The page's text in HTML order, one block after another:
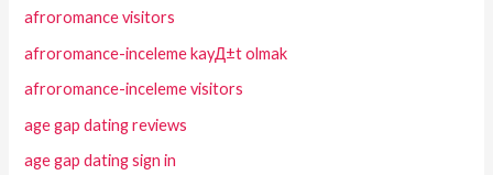
afroromance visitors
afroromance-inceleme kayД±t olmak
afroromance-inceleme visitors
age gap dating reviews
age gap dating sign in